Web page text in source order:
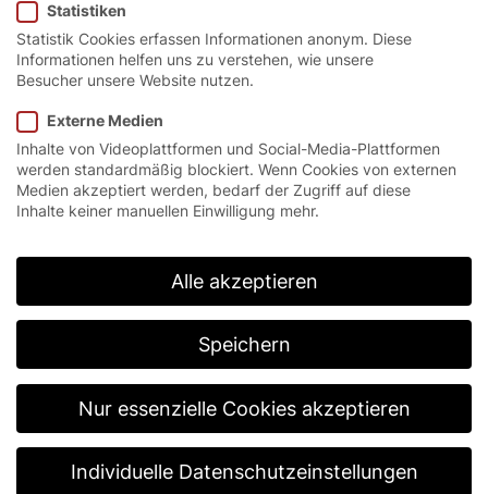
Problemlos
Parken in
Fernost:
Parksystemtore
Parkhäuser, Parkplätze, Park-and-Ride, City
Statistiken
Statistik Cookies erfassen Informationen anonym. Diese
Informationen helfen uns zu verstehen, wie unsere
Besucher unsere Website nutzen.
Externe Medien
Inhalte von Videoplattformen und Social-Media-Plattformen
werden standardmäßig blockiert. Wenn Cookies von externen
Medien akzeptiert werden, bedarf der Zugriff auf diese
Inhalte keiner manuellen Einwilligung mehr.
Alle akzeptieren
Speichern
Nur essenzielle Cookies akzeptieren
Individuelle Datenschutzeinstellungen